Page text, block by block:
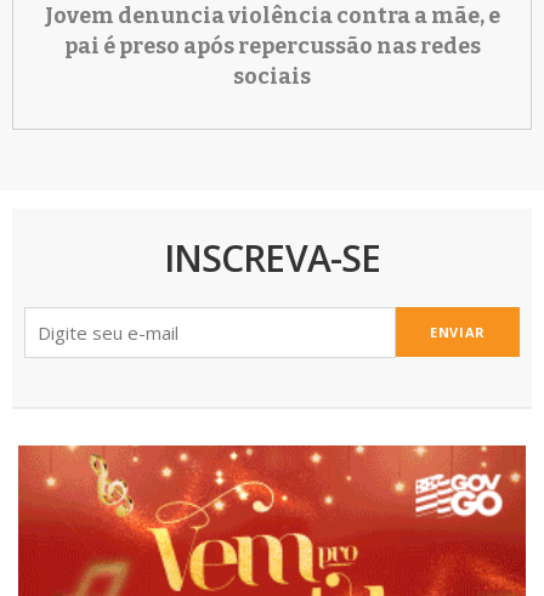
Jovem denuncia violência contra a mãe, e
pai é preso após repercussão nas redes
sociais
INSCREVA-SE
ENVIAR